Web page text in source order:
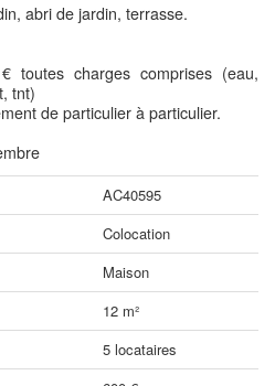
abri de jardin, terrasse.
charges comprises (eau,
tnt)
de particulier à particulier.
AC40595
Colocation
Maison
12 m²
5 locataires